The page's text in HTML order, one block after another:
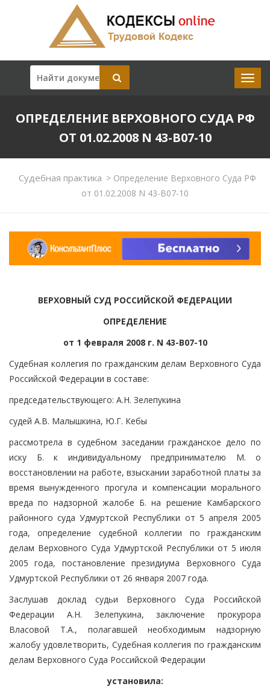
ОПРЕДЕЛЕНИЕ ВЕРХОВНОГО СУДА РФ
ОТ 01.02.2008 N 43-В07-10
Судебная практика >Определение Верховного Суда РФ
от 01.02.2008 N 43-В07-10
ВЕРХОВНЫЙ СУД РОССИЙСКОЙ ФЕДЕРАЦИИ
ОПРЕДЕЛЕНИЕ
от 1 февраля 2008 г. N 43-В07-10
Судебная коллегия по гражданским делам Верховного Суда
Российской Федерации в составе:
председательствующего: А.Н. Зелепукина
судей А.В. Малышкина, Ю.Г. Кебы
рассмотрела в судебном заседании гражданское дело по
иску Б. к индивидуальному предпринимателю М. о
восстановлении на работе, взыскании заработной платы за
время вынужденного прогула и компенсации морального
вреда по надзорной жалобе Б. на решение Камбарского
районного суда Удмуртской Республики от 5 апреля 2005
года, определение судебной коллегии по гражданским
делам Верховного Суда Удмуртской Республики от 5 июля
2005 года, постановление президиума Верховного Суда
Удмуртской Республики от 26 января 2007 года.
Заслушав доклад судьи Верховного Суда Российской
Федерации А.Н. Зелепукина, заключение прокурора
Власовой Т.А., полагавшей необходимым надзорную
жалобу удовлетворить, Судебная коллегия по гражданским
делам Верховного Суда Российской Федерации
установила: